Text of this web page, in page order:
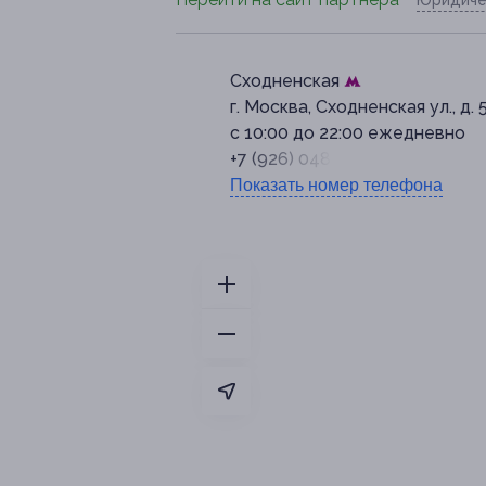
Сходненская
г. Москва, Сходненская ул., д.
с 10:00 до 22:00 ежедневно
+7 (926) 048-56-65
Показать номер телефона